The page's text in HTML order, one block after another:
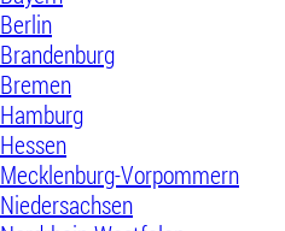
Berlin
Brandenburg
Bremen
Hamburg
Hessen
Mecklenburg-Vorpommern
Niedersachsen